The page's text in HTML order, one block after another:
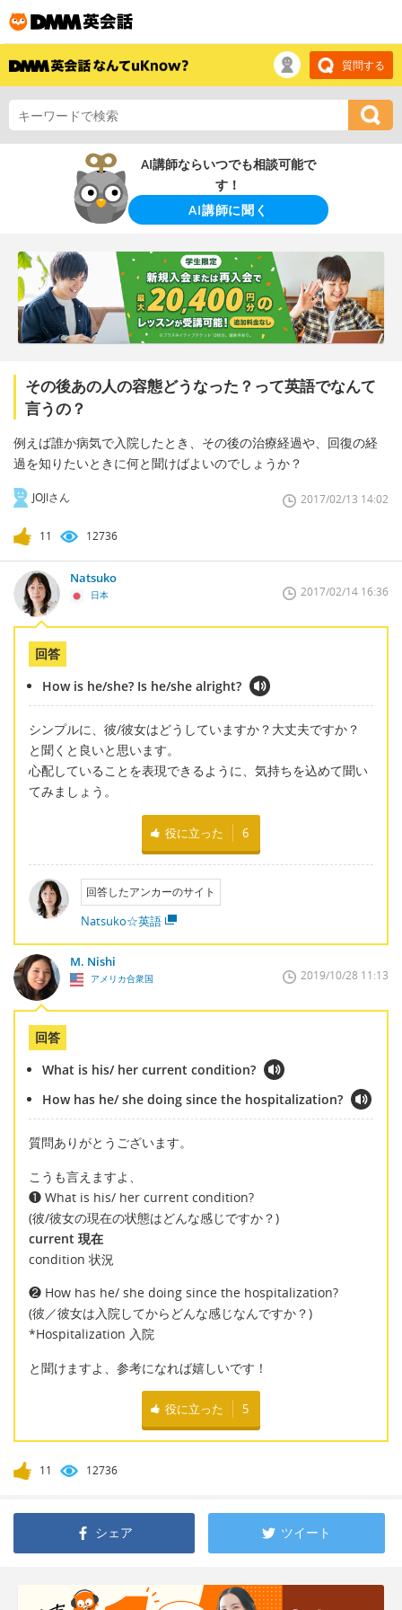
質問する
AI講師ならいつでも相談可能で
す！
AI講師に聞く
その後あの人の容態どうなった？って英語でなんて
言うの？
例えば誰か病気で入院したとき、その後の治療経過や、回復の経
過を知りたいときに何と聞けばよいのでしょうか？
JOJIさん 2017/02/13 14:02
11 12736
Natsuko
日本 2017/02/14 16:36
回答
How is he/she? Is he/she alright?
シンプルに、彼/彼女はどうしていますか？大丈夫ですか？
と聞くと良いと思います。
心配していることを表現できるように、気持ちを込めて聞い
てみましょう。
役に立った 6
回答したアンカーのサイト
Natsuko☆英語
M. Nishi
アメリカ合衆国 2019/10/28 11:13
回答
What is his/ her current condition?
How has he/ she doing since the hospitalization?
質問ありがとうございます。
こうも言えますよ、
❶ What is his/ her current condition?
(彼/彼女の現在の状態はどんな感じですか？)
current 現在
condition 状況
❷ How has he/ she doing since the hospitalization?
(彼／彼女は入院してからどんな感じなんですか？)
*Hospitalization 入院
と聞けますよ、参考になれば嬉しいです！
役に立った 5
11 12736
シェア ツイート